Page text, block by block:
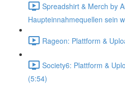
Spreadshirt & Merch by
Haupteinnahmequellen sein
Rageon: Plattform &
Society6: Plattform &
(5:54)